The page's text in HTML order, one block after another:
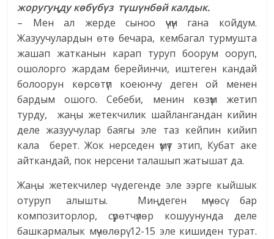
жоругуңду көбүбүз түшүнбөй калдык.
– Мен ал жерде сыноо үчүн гана койдум.
Жазуучулардын өтө бечара, кембагал турмушта
жашап жатканын карап туруп боорум ооруп,
ошолорго жардам берейинчи, иштеген кандай
болоорун көрсөтүп коеюнчу деген ой менен
бардым ошого. Себеби, менин көзүм жетип
турду, жаңы жетекчилик шайлангандан кийин
деле жазуучулар баягы эле таз кейпин кийип
кала берет. Жок нерседен үмүт этип, Кубат аке
айткандай, пок нерсени талашып жатышат да.
Жаңы жетекчилер чү дегенде эле ээрге кыйшык
отуруп алышты. Миңдеген мүчөсү бар
композиторлор, сүрөтчүлөр кошуунунда деле
башкармалык мүчөлөрү 12-15 эле кишиден турат.